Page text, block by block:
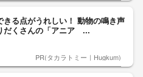
きる点がうれしい！ 動物の鳴き声
だくさんの「アニア ...
PR(タカラトミー｜Hugkum)